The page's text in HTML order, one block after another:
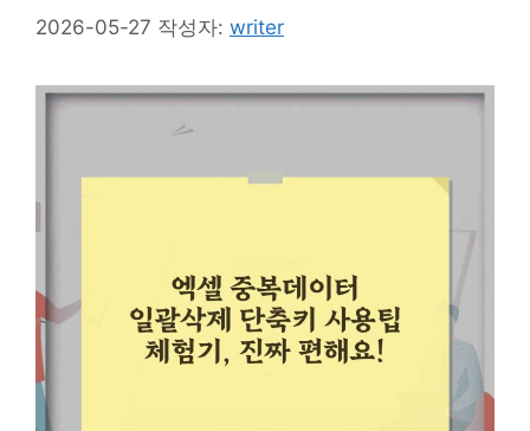
2026-05-27 작성자: writer